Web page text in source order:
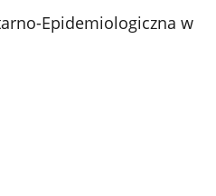
Epidemiologiczna w